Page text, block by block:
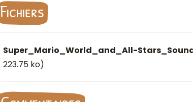
Fichiers
Super_Mario_World_and_All-
223.75 ko)